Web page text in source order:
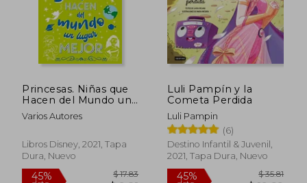
45%
dcto. $ 32.97
45%
dcto. $
Princesas. Niñas que
Hacen del Mundo un
Lugar Mejor
Varios Autores
Libros Disney, 2021, Tapa
Dura, Nuevo
Luli Pampín y la
Cometa Perdida
Luli Pampin
(6)
Destino Infantil & Juvenil,
2021, Tapa Dura, Nuevo